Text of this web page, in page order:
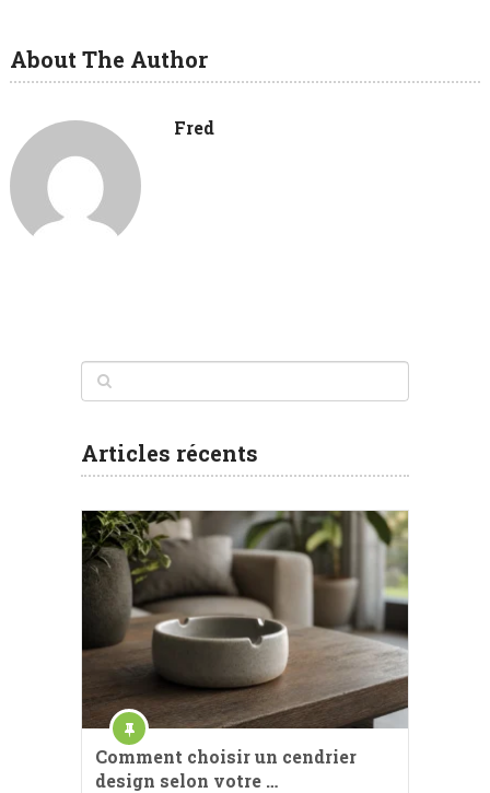
About The Author
Fred
Articles récents
Comment choisir un cendrier
design selon votre …